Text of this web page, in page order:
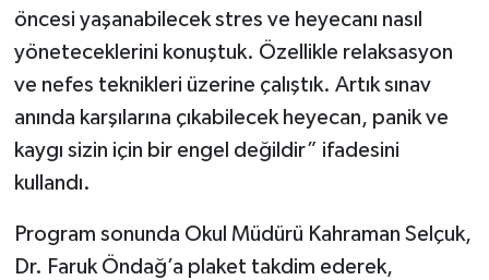
öncesi yaşanabilecek stres ve heyecanı nasıl
yöneteceklerini konuştuk. Özellikle relaksasyon
ve nefes teknikleri üzerine çalıştık. Artık sınav
anında karşılarına çıkabilecek heyecan, panik ve
kaygı sizin için bir engel değildir” ifadesini
kullandı.
Program sonunda Okul Müdürü Kahraman Selçuk,
Dr. Faruk Öndağ’a plaket takdim ederek,